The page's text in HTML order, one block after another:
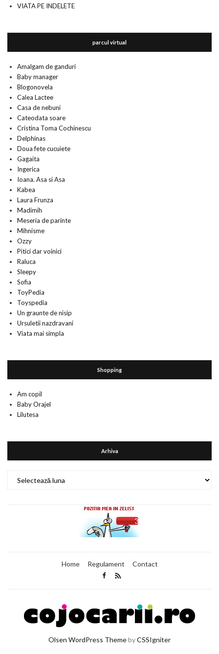
VIATA PE INDELETE
parcul virtual
Amalgam de ganduri
Baby manager
Blogonovela
Calea Lactee
Casa de nebuni
Cateodata soare
Cristina Toma Cochinescu
Delphinas
Doua fete cucuiete
Gagaita
Ingerica
Ioana. Asa si Asa
Kabea
Laura Frunza
Madimih
Meseria de parinte
Mihnisme
Ozzy
Pitici dar voinici
Raluca
Sleepy
Sofia
ToyPedia
Toyspedia
Un graunte de nisip
Ursuletii nazdravani
Viata mai simpla
Shopping
Am copil
Baby Orajel
Lilutesa
Arhiva
Home Regulament Contact
Olsen WordPress ThemebyCSSIgniter